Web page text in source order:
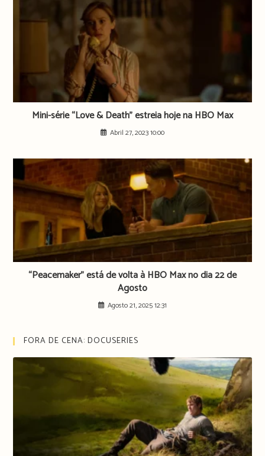
Mini-série “Love & Death” estreia hoje na HBO Max
Abril 27, 2023 10:00
“Peacemaker” está de volta à HBO Max no dia 22 de
Agosto
Agosto 21, 2025 12:31
FORA DE CENA: DOCUSERIES